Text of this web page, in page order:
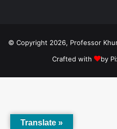
© Copyright 2026, Professor
Crafted with
by
Translate »